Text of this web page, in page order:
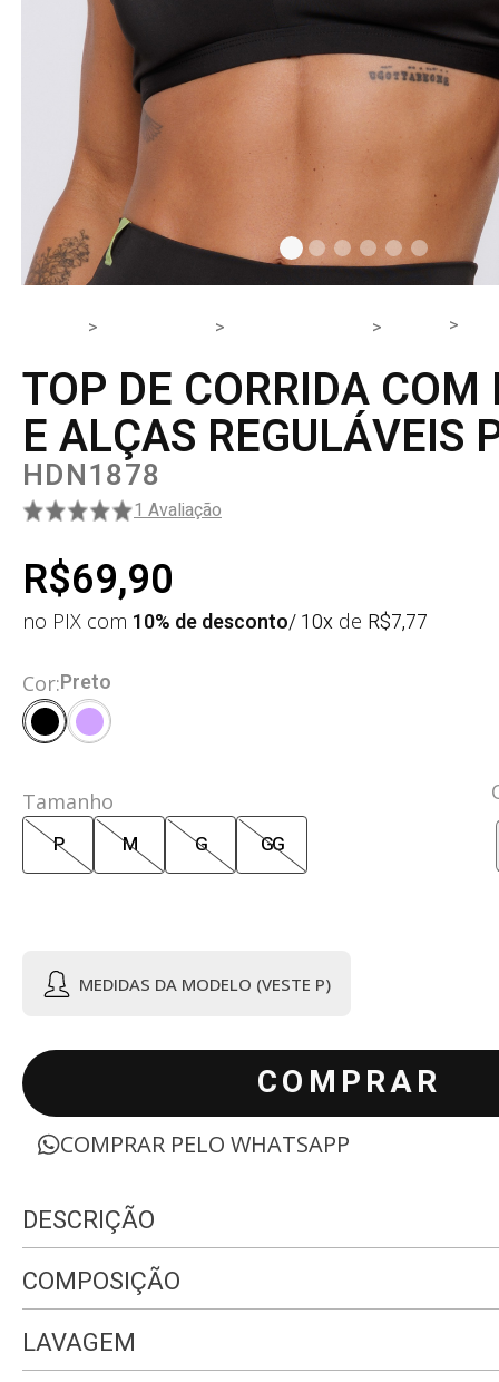
TOP DE CORRIDA COM
E ALÇAS REGULÁVEIS
HDN1878
1 Avaliação
R$69,90
no PIX com 10% de desconto/ 10x de R$7,77
Cor:Preto
Tamanho
P M G GG
MEDIDAS DA MODELO (VESTE P)
COMPRAR
COMPRAR PELO WHATSAPP
DESCRIÇÃO
COMPOSIÇÃO
LAVAGEM